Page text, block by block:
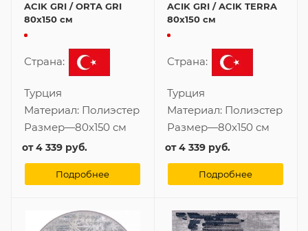
ACIK GRI / ORTA GRI
80x150 см
Страна:
Турция
Материал: Полиэстер
Размер—80x150 см
от4 339 руб.
Подробнее
ACIK GRI / ACIK TERRA
80x150 см
Страна:
Турция
Материал: Полиэстер
Размер—80x150 см
от4 339 руб.
Подробнее